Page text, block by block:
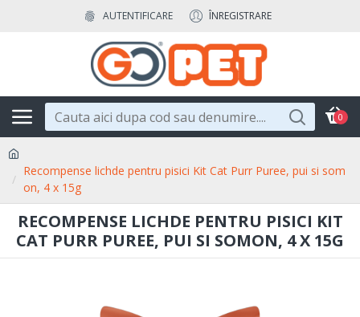
AUTENTIFICARE ÎNREGISTRARE
0
Recompense lichde pentru pisici Kit Cat Purr Puree, pui si som
on, 4 x 15g
RECOMPENSE LICHDE PENTRU PISICI KIT
CAT PURR PUREE, PUI SI SOMON, 4 X 15G